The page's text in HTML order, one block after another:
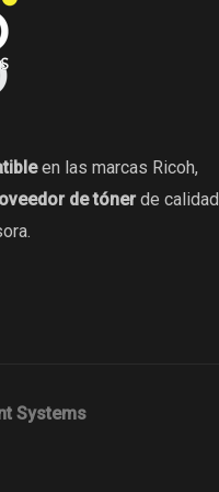
en las marcas Ricoh,
de tónerde calidad
Systems